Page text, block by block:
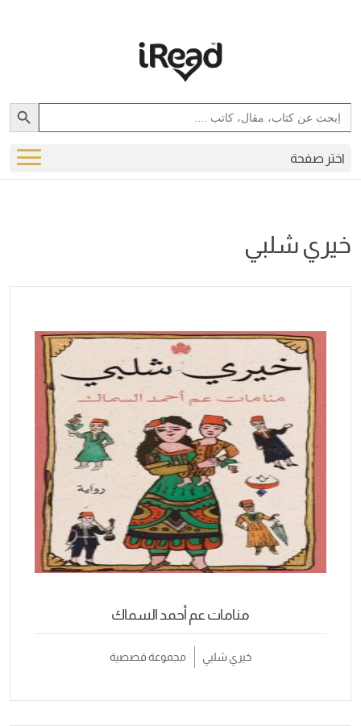
Search
for:
Search Button
اختر صفحة
خيري شلبي
منامات عم أحمد السماك
خيري شلبي مجموعة قصصية